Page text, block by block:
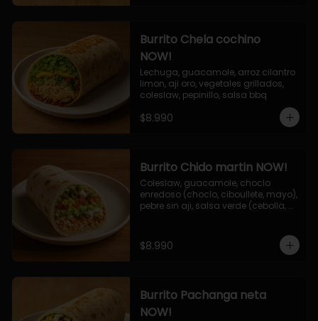
Burrito Chela cochino
NOW!
Lechuga, guacamole, arroz cilantro
limon, aji oro, vegetales grillados,
coleslaw, pepinillo, salsa bbq
$8.990
Burrito Chido martin NOW!
Coleslaw, guacamole, choclo
enredoso (choclo, ciboullete, mayo),
pebre sin aji, salsa verde (cebolla,
$8.990
Burrito Pachanga neta
NOW!